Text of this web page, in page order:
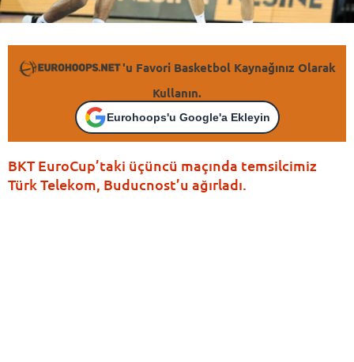
'u Favori Basketbol Kaynağınız Olarak
Kullanın.
Eurohoops'u Google'a Ekleyin
BKT EuroCup’taki üçüncü maçında temsilcimiz
Türk Telekom, Buducnost’u ağırladı.